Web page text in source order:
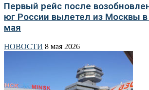
Первый рейс после
юг России вылетел из Москвы
мая
НОВОСТИ 8 мая 2026